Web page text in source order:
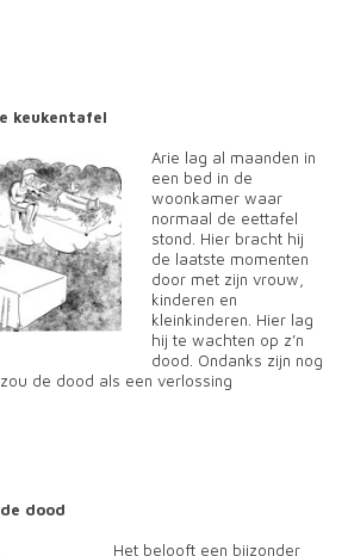
keukentafel
Arie lag al maanden in
een bed in de
woonkamer waar
normaal de eettafel
stond. Hier bracht hij
de laatste momenten
door met zijn vrouw,
kinderen en
kleinkinderen. Hier lag
hij te wachten op z’n
dood. Ondanks zijn nog
de dood als een verlossing
dood
Het belooft een bijzonder